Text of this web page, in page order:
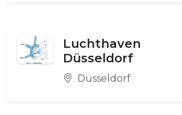
Luchthaven
Düsseldorf
Düsseldorf